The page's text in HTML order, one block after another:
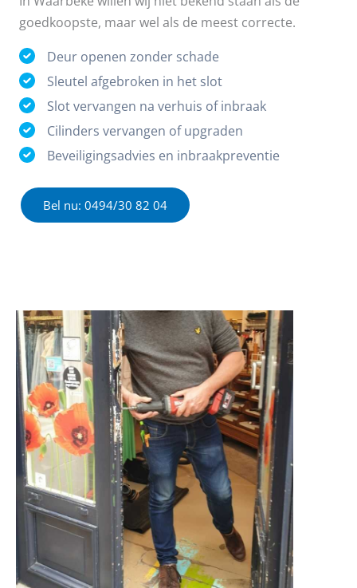
goedkoopste, maar wel als de meest correcte.
Deur openen zonder schade
Sleutel afgebroken in het slot
Slot vervangen na verhuis of inbraak
Cilinders vervangen of upgraden
Beveiligingsadvies en inbraakpreventie
Bel nu: 0494/30 82 04